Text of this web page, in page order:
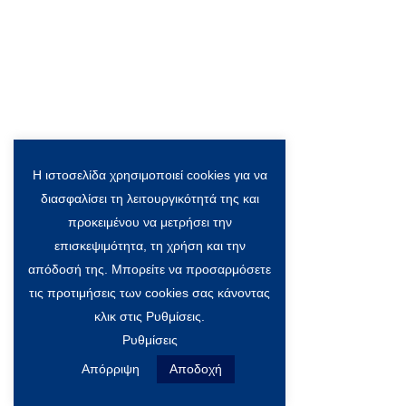
Η ιστοσελίδα χρησιμοποιεί cookies για να
διασφαλίσει τη λειτουργικότητά της και
προκειμένου να μετρήσει την
επισκεψιμότητα, τη χρήση και την
απόδοσή της. Μπορείτε να προσαρμόσετε
τις προτιμήσεις των cookies σας κάνοντας
κλικ στις Ρυθμίσεις.
Ρυθμίσεις
Απόρριψη Αποδοχή